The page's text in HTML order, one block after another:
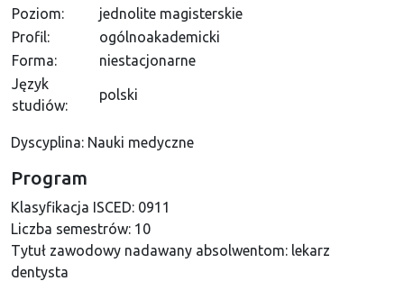
Poziom:
jednolite magisterskie
Profil:
ogólnoakademicki
Forma:
niestacjonarne
Język
studiów:
polski
Dyscyplina: Nauki medyczne
Program
Klasyfikacja ISCED: 0911
Liczba semestrów: 10
Tytuł zawodowy nadawany absolwentom: lekarz
dentysta